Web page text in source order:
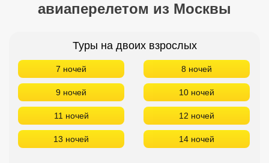
авиаперелетом из Москвы
Туры на двоих взрослых
7 ночей 8 ночей
9 ночей 10 ночей
11 ночей 12 ночей
13 ночей 14 ночей